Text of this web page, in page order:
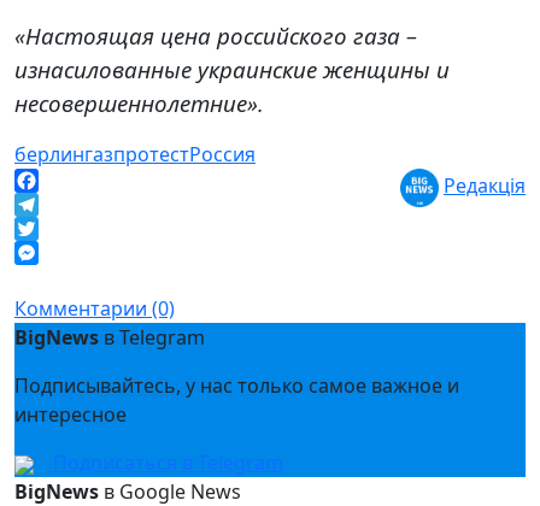
«Настоящая цена российского газа –
изнасилованные украинские женщины и
несовершеннолетние».
берлингазпротестРоссия
Facebook
Telegram
Twitter
Редакція
Комментарии (0)
BigNews в Telegram
Подписывайтесь, у нас только самое важное и
интересное
Подписаться в Telegram
BigNews в Google News